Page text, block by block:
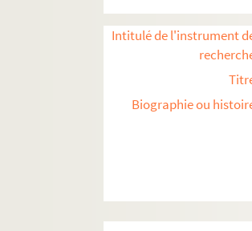
Intitulé de l'instrument
Biographie ou
Metteur en scène
Courteline
Le mal court
Les épiphanies
Les indifférents
Les taureaux